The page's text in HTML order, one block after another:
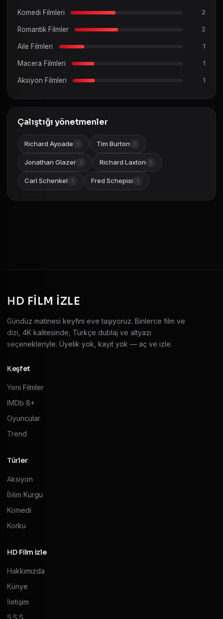
Komedi Filmleri 2
Romantik Filmler 2
Aile Filmleri 1
Macera Filmleri 1
Aksiyon Filmleri 1
Çalıştığı yönetmenler
Richard Ayoade 1 Tim Burton 1
Jonathan Glazer 1 Richard Laxton 1
Carl Schenkel 1 Fred Schepisi 1
HD FILM IZLE
Gündüz matinesi keyfini eve taşıyoruz. Binlerce film ve
dizi, 4K kalitesinde, Türkçe dublaj ve altyazı
seçenekleriyle. Üyelik yok, kayıt yok — aç ve izle.
Keşfet
Yeni Filmler
IMDb 8+
Oyuncular
Trend
Türler
Aksiyon
Bilim Kurgu
Komedi
Korku
HD Film izle
Hakkımızda
Künye
İletişim
S.S.S.